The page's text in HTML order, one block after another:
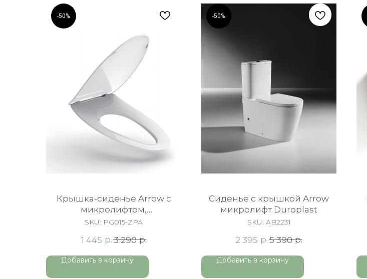
-50%
Крышка-сиденье Arrow c
микролифтом,
быстросъемное, белая
SKU: PG015-ZPA
1 445 р.3 290 р.
Добавить в корзину
-50%
Сиденье с крышкой Arrow
микролифт Duroplast
SKU: AB2231
2 395 р. 5 390 р.
Добавить в корзину